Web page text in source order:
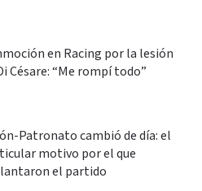
en Racing por la lesión
Césare: “Me rompí todo”
Patronato cambió de día: el
motivo por el que
el partido